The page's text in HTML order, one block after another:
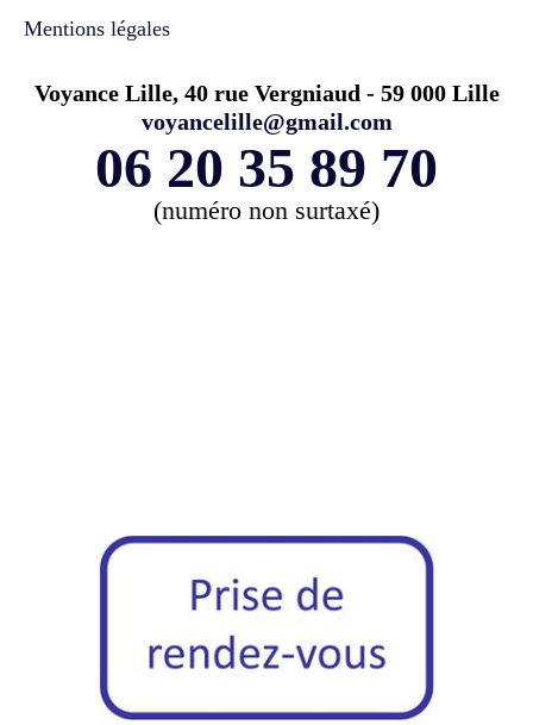
Mentions légales
Voyance Lille, 40 rue Vergniaud - 59 000 Lille
voyancelille@gmail.com
06 20 35 89 70
(numéro non surtaxé)